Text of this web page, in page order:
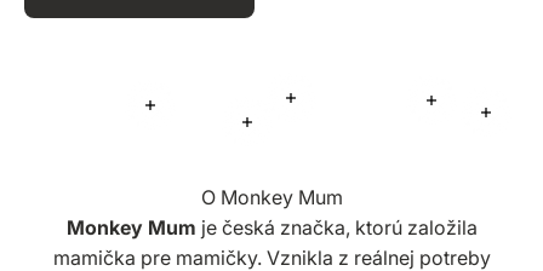
Viac
Viac informácií
O Monkey Mum
Monkey Mum je česká značka, ktorú založila
mamička pre mamičky. Vznikla z reálnej potreby